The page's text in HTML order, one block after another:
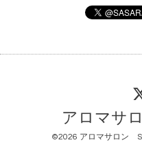
アロマサ
©2026 アロマサロン